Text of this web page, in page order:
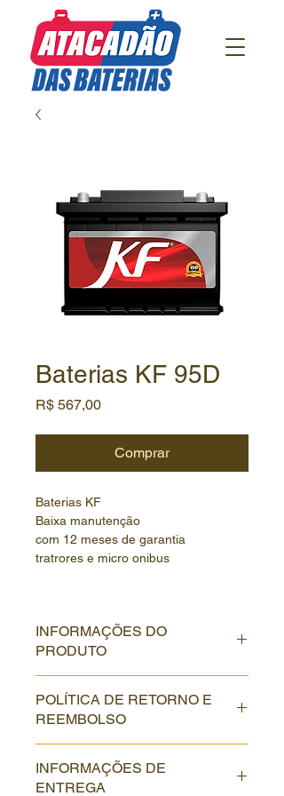
Baterias KF 95D
R$ 567,00Preço
Comprar
Baterias KF
Baixa manutenção
com 12 meses de garantia
tratrores e micro onibus
INFORMAÇÕES DO
PRODUTO
POLÍTICA DE RETORNO E
REEMBOLSO
um ótimo lugar para que seus
clientes saibam o que fazer caso
INFORMAÇÕES DE
ENTREGA